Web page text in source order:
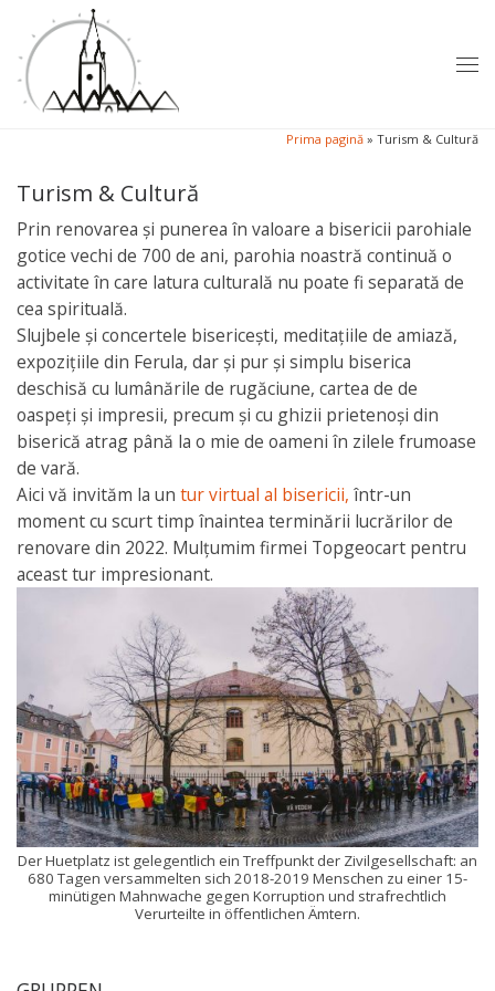
Sari la conținut
Prima pagină » Turism & Cultură
Turism & Cultură
Prin renovarea și punerea în valoare a bisericii parohiale
gotice vechi de 700 de ani, parohia noastră continuă o
activitate în care latura culturală nu poate fi separată de
cea spirituală.
Slujbele și concertele bisericești, meditațiile de amiază,
expozițiile din Ferula, dar și pur și simplu biserica
deschisă cu lumânările de rugăciune, cartea de de
oaspeți și impresii, precum și cu ghizii prietenoși din
biserică atrag până la o mie de oameni în zilele frumoase
de vară.
Aici vă invităm la un tur virtual al bisericii, într-un
moment cu scurt timp înaintea terminării lucrărilor de
renovare din 2022. Mulțumim firmei Topgeocart pentru
aceast tur impresionant.
Der Huetplatz ist gelegentlich ein Treffpunkt der Zivilgesellschaft: an
680 Tagen versammelten sich 2018-2019 Menschen zu einer 15-
minütigen Mahnwache gegen Korruption und strafrechtlich
Verurteilte in öffentlichen Ämtern.